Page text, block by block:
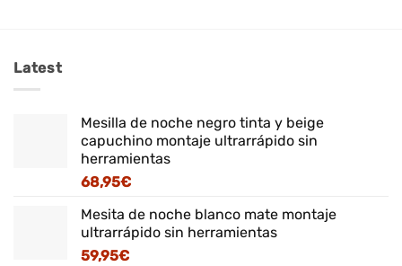
Latest
Mesilla de noche negro tinta y beige
capuchino montaje ultrarrápido sin
herramientas
68,95€
Mesita de noche blanco mate montaje
ultrarrápido sin herramientas
59,95€